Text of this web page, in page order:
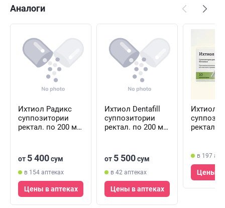
Аналоги
Ихтиол Радикс
суппозитории
ректал. по 200 мг
от 5 400сум
в 154 аптеках
Цены в аптеках
Ихтиол Dentafill
суппозитории
ректал. по 200 мг
от 5 500сум
в 42 аптеках
Цены в аптеках
Ихтиол
ректал.
в 197
Цены в